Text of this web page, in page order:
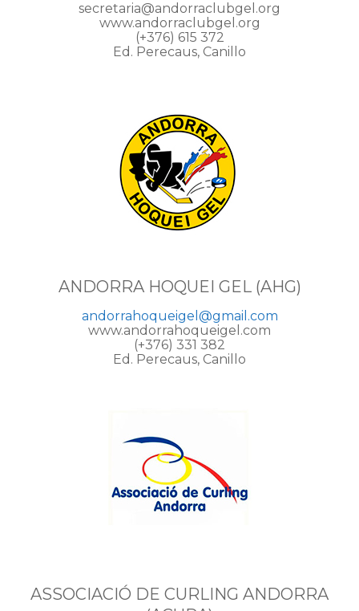
secretaria@andorraclubgel.org
www.andorraclubgel.org
(+376) 615 372
Ed. Perecaus, Canillo
ANDORRA HOQUEI GEL (AHG)
andorrahoqueigel@gmail.com
www.andorrahoqueigel.com
(+376) 331 382
Ed. Perecaus, Canillo
ASSOCIACIÓ DE CURLING ANDORRA